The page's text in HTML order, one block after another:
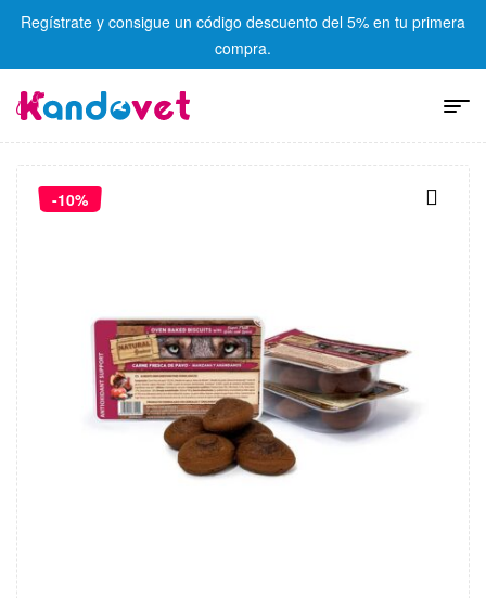
Regístrate y consigue un código descuento del 5% en tu primera
compra.
-10%